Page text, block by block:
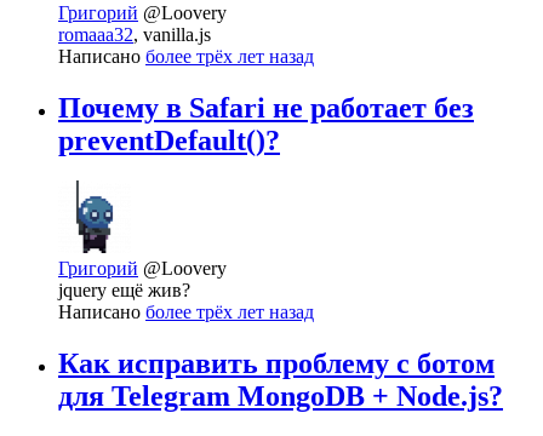
Григорий @Loovery
romaaa32, vanilla.js
Написано более трёх лет назад
Почему в Safari не работает без
preventDefault()?
Григорий @Loovery
jquery ещё жив?
Написано более трёх лет назад
Как исправить проблему с ботом
для Telegram MongoDB + Node.js?